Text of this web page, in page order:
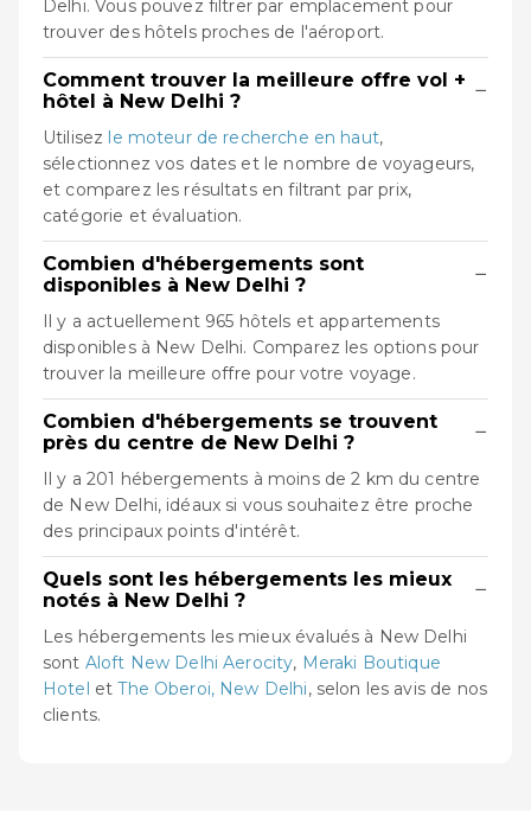
Delhi. Vous pouvez filtrer par emplacement pour
trouver des hôtels proches de l'aéroport.
Comment trouver la meilleure offre vol +
hôtel à New Delhi ?
−
Utilisez le moteur de recherche en haut,
sélectionnez vos dates et le nombre de voyageurs,
et comparez les résultats en filtrant par prix,
catégorie et évaluation.
Combien d'hébergements sont
disponibles à New Delhi ?
−
Il y a actuellement 965 hôtels et appartements
disponibles à New Delhi. Comparez les options pour
trouver la meilleure offre pour votre voyage.
Combien d'hébergements se trouvent
près du centre de New Delhi ?
−
Il y a 201 hébergements à moins de 2 km du centre
de New Delhi, idéaux si vous souhaitez être proche
des principaux points d'intérêt.
Quels sont les hébergements les mieux
notés à New Delhi ?
−
Les hébergements les mieux évalués à New Delhi
sont Aloft New Delhi Aerocity, Meraki Boutique
Hotel etThe Oberoi, New Delhi, selon les avis de nos
clients.